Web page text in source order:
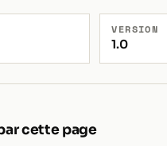
VERSION
1.0
cette page